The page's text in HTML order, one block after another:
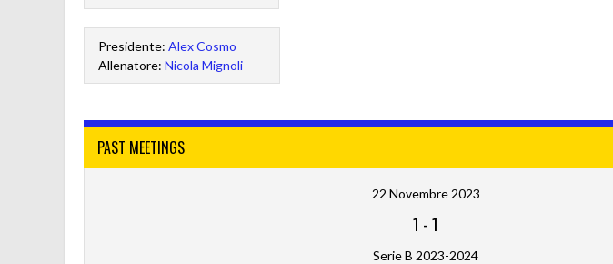
Presidente: Alex Cosmo
Allenatore: Nicola Mignoli
PAST MEETINGS
22 Novembre 2023
1 -1
Serie B 2023-2024